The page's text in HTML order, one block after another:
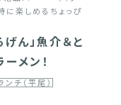
に楽しめるちょっぴ
げん」魚介＆と
メン！
ンチ（平尾）